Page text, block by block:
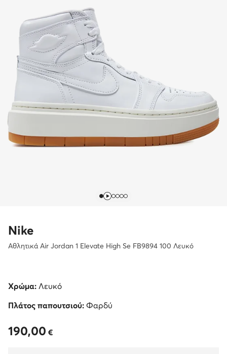
Nike
Αθλητικά Air Jordan 1 Elevate High Se FB9894 100 Λευκό
Χρώμα: Λευκό
Πλάτος παπουτσιού: Φαρδύ
190,00 €
190,00 €